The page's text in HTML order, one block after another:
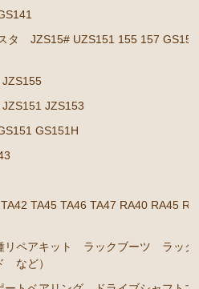
類 など）
ーシリンダー リペアキッ
ーホールキット など）
種リペアキット ラックブー
ッドエンド など）
ィルター ダンパー センダ
ローラFX
タ JZS15# UZS151 155 157 GS151
JZS153
GS151H
TA45 TA46 TA47 RA40 RA45
リペアキット ラックブーツ ラック
など）